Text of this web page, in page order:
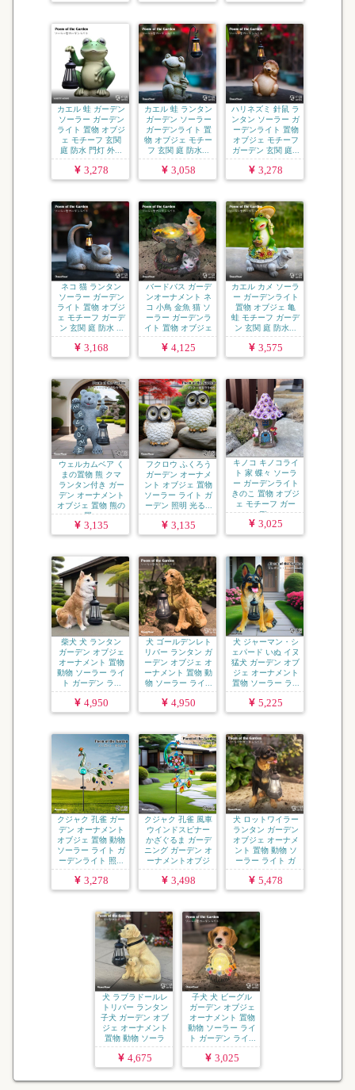
カエル 蛙 ガーデン
ソーラー ガーデン
ライト 置物 オブジ
ェ モチーフ 玄関
庭 防水 門灯 外...
3,278
カエル 蛙 ランタン
ガーデン ソーラー
ガーデンライト 置
物 オブジェ モチー
フ 玄関 庭 防水...
3,058
ハリネズミ 針鼠 ラ
ンタン ソーラー ガ
ーデンライト 置物
オブジェ モチーフ
ガーデン 玄関 庭...
3,278
ネコ 猫 ランタン
ソーラー ガーデン
ライト 置物 オブジ
ェ モチーフ ガーデ
ン 玄関 庭 防水 ...
3,168
バードバス ガーデ
ンオーナメント ネ
コ 小鳥 金魚 猫 ソ
ーラー ガーデンラ
イト 置物 オブジェ
...
4,125
カエル カメ ソーラ
ー ガーデンライト
置物 オブジェ 亀
蛙 モチーフ ガーデ
ン 玄関 庭 防水...
3,575
ウェルカムベア く
まの置物 熊 クマ
ランタン付き ガー
デン オーナメント
オブジェ 置物 熊の
置...
3,135
フクロウ ふくろう
ガーデン オーナメ
ント オブジェ 置物
ソーラー ライト ガ
ーデン 照明 光る...
3,135
キノコ キノコライ
ト 家 蝶々 ソーラ
ー ガーデンライト
きのこ 置物 オブジ
ェ モチーフ ガー
デ...
3,025
柴犬 犬 ランタン
ガーデン オブジェ
オーナメント 置物
動物 ソーラー ライ
ト ガーデン ラ...
4,950
犬 ゴールデンレト
リバー ランタン ガ
ーデン オブジェ オ
ーナメント 置物 動
物 ソーラー ライ...
4,950
犬 ジャーマン・シ
ェパード いぬ イヌ
猛犬 ガーデン オブ
ジェ オーナメント
置物 ソーラー ラ...
5,225
クジャク 孔雀 ガー
デン オーナメント
オブジェ 置物 動物
ソーラー ライト ガ
ーデンライト 照...
3,278
クジャク 孔雀 風車
ウインドスピナー
かざぐるま ガーデ
ニング ガーデン オ
ーナメントオブジ
ェ ...
3,498
犬 ロットワイラー
ランタン ガーデン
オブジェ オーナメ
ント 置物 動物 ソ
ーラー ライト ガ
ー...
5,478
犬 ラブラドールレ
トリバー ランタン
子犬 ガーデン オブ
ジェ オーナメント
置物 動物 ソーラ
ー...
4,675
子犬 犬 ビーグル
ガーデン オブジェ
オーナメント 置物
動物 ソーラー ライ
ト ガーデン ライ...
3,025